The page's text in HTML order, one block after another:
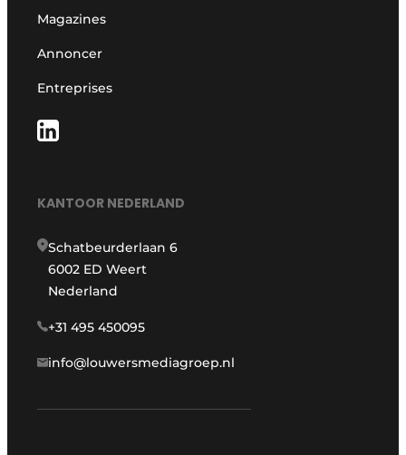
Magazines
Annoncer
Entreprises
KANTOOR NEDERLAND
Schatbeurderlaan 6
6002 ED Weert
Nederland
+31 495 450095
info@louwersmediagroep.nl